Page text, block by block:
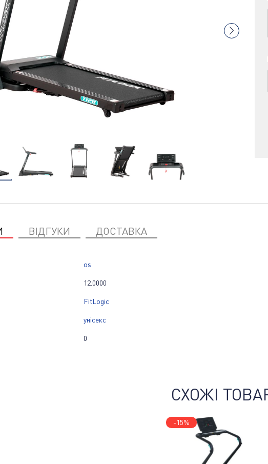
ВІДГУКИ ДОСТАВКА
os
12.0000
FitLogic
унісекс
0
СХОЖІ
-15%